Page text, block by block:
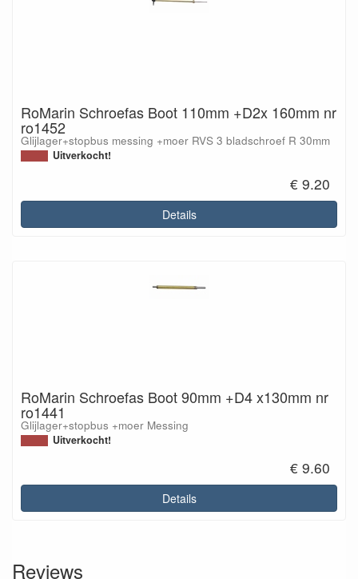
RoMarin Schroefas Boot 110mm +D2x 160mm nr
ro1452
Glijlager+stopbus messing +moer RVS 3 bladschroef R 30mm
Uitverkocht!
€ 9.20
Details
RoMarin Schroefas Boot 90mm +D4 x130mm nr
ro1441
Glijlager+stopbus +moer Messing
Uitverkocht!
€ 9.60
Details
Reviews